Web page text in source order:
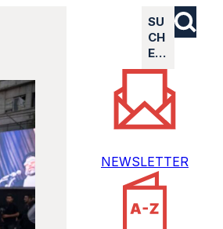
SU
CH
E…
NEWSLETTER